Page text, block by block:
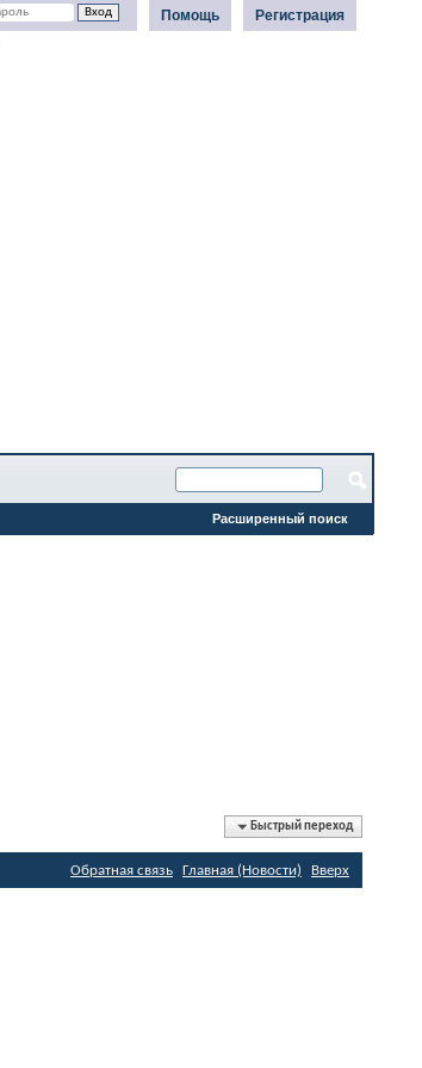
Регистрация
Помощь
Расширенный поиск
Быстрый переход
Обратная связь Главная (Новости) Вверх